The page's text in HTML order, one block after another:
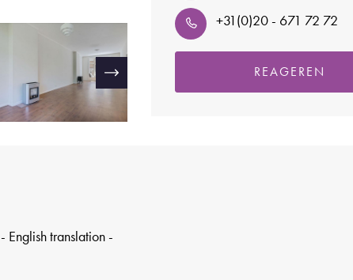
+31(0)20 - 671 72 72
REAGEREN
- English translation -